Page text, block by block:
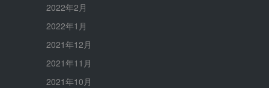
2022年2月
2022年1月
2021年12月
2021年11月
2021年10月